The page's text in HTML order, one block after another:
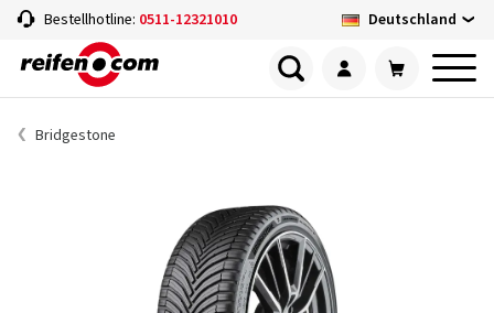
Bestellhotline: 0511-12321010 Deutschland
Bridgestone